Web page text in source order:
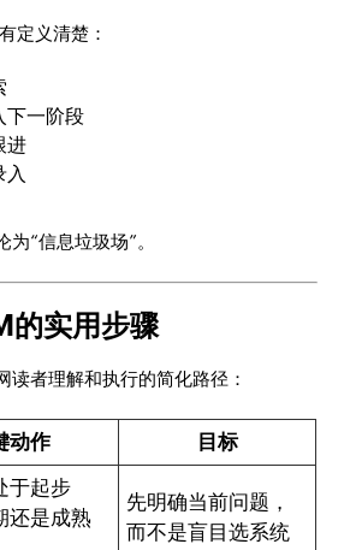
定义清楚：
下一阶段
进
入
“信息垃圾场”。
的实用步骤
读者理解和执行的简化路径：
动作 目标
于起步
还是成熟
先明确当前问题，
而不是盲目选系统